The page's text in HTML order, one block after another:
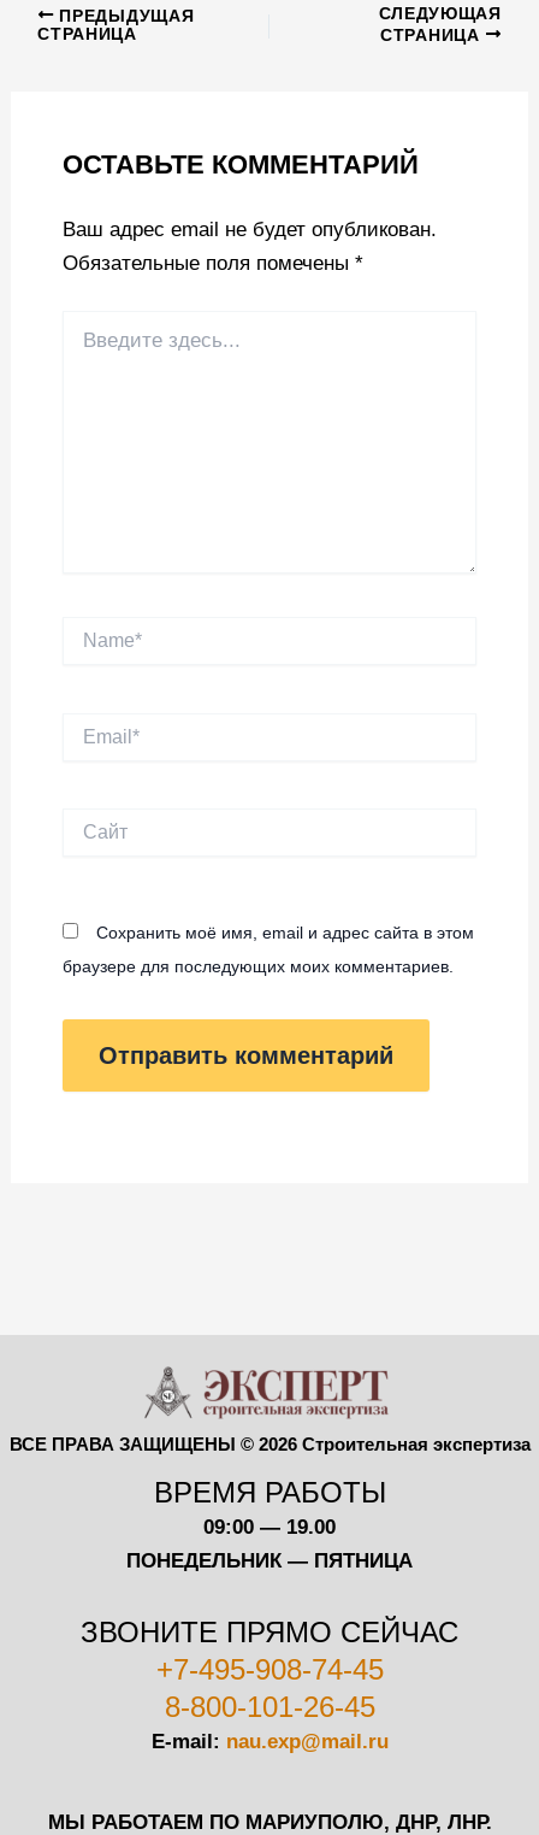
ПРЕДЫДУЩАЯ
СТРАНИЦА
СЛЕДУЮЩАЯ
СТРАНИЦА
ОСТАВЬТЕ КОММЕНТАРИЙ
Ваш адрес email не будет опубликован.
Обязательные поля помечены *
здесь...
Сайт
Сохранить моё имя, email и адрес сайта в этом
браузере для последующих моих комментариев.
ВСЕ ПРАВА ЗАЩИЩЕНЫ © 2026 Строительная экспертиза
ВРЕМЯ РАБОТЫ
09:00 — 19.00
ПОНЕДЕЛЬНИК — ПЯТНИЦА
ЗВОНИТЕ ПРЯМО СЕЙЧАС
+7-495-908-74-45
8-800-101-26-45
E-mail: nau.exp@mail.ru
МЫ РАБОТАЕМ ПО МАРИУПОЛЮ, ДНР, ЛНР.